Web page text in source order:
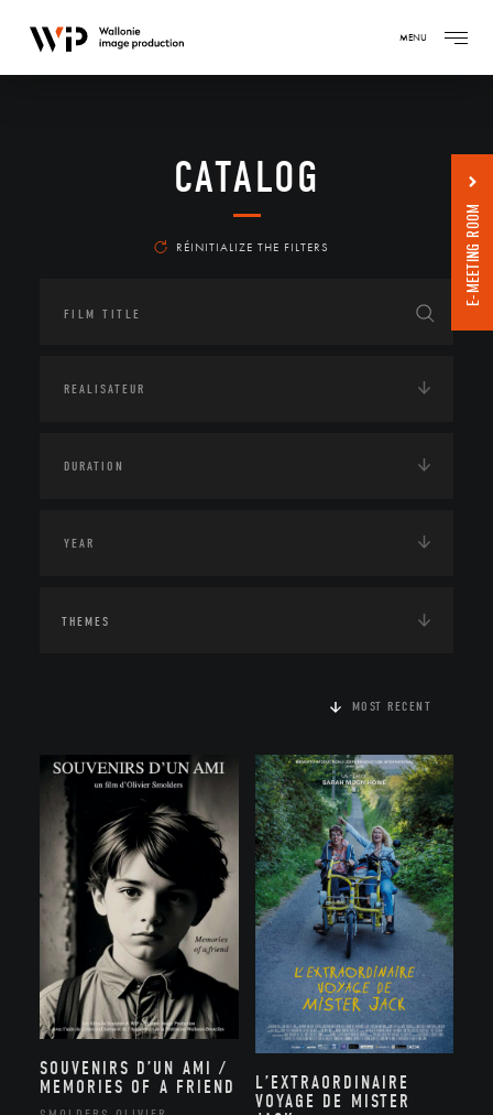
MENU
CATALOG
RÉINITIALIZE THE FILTERS
THEMES
MOST RECENT
SOUVENIRS D’UN AMI /
MEMORIES OF A FRIEND
L’EXTRAORDINAIRE
VOYAGE DE MISTER
E-MEETING ROOM